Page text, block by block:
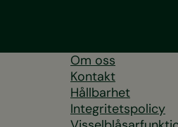
Om oss
Kontakt
Hållbarhet
Integritetspolicy